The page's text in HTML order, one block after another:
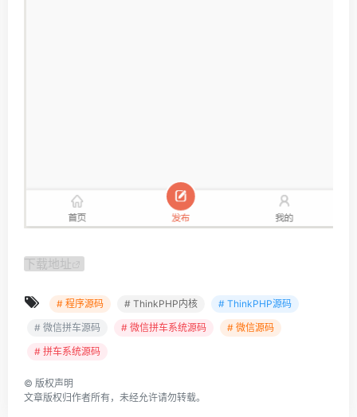
下载地址
# 程序源码 # ThinkPHP内核
# ThinkPHP源码
# 微信拼车源码
# 微信拼车系统源码
# 微信源码
# 拼车系统源码
© 版权声明
文章版权归作者所有，未经允许请勿转载。